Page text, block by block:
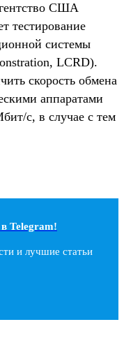
США
тестирование
системы
LCRD).
скорость обмена
аппаратами
с, в случае с тем
Telegram!
и лучшие статьи